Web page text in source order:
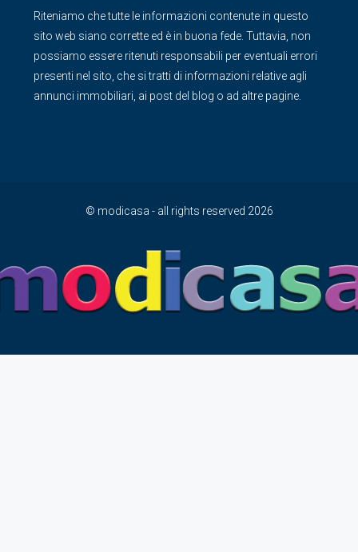
Riteniamo che tutte le informazioni contenute in questo
sito web siano corrette ed è in buona fede. Tuttavia, non
possiamo essere ritenuti responsabili per eventuali errori
presenti nel sito, che si tratti di informazioni relative agli
annunci immobiliari, ai post del blog o ad altre pagine.
© modicasa - all rights reserved 2026